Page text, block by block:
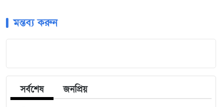
মন্তব্য করুন
সর্বশেষ জনপ্রিয়